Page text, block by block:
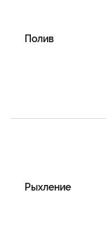
Полив
Рыхление